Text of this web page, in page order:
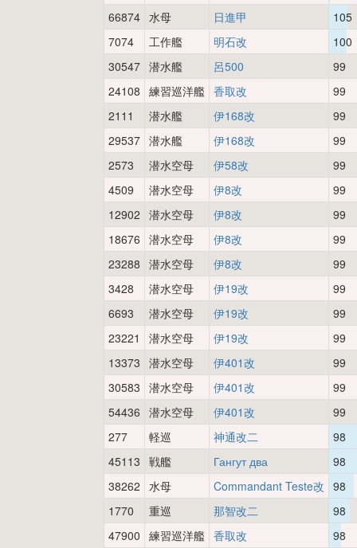
66874 水母 日進甲
105
7074
工作艦 明石改
100
30547 潜水艦 呂500
99
24108 練習巡洋艦 香取改
99
2111
潜水艦 伊168改
99
29537 潜水艦 伊168改
99
2573
潜水空母 伊58改
99
4509
潜水空母 伊8改
99
12902 潜水空母 伊8改
99
18676 潜水空母 伊8改
99
23288 潜水空母 伊8改
99
3428
潜水空母 伊19改
99
6693
潜水空母 伊19改
99
23221
潜水空母 伊19改
99
13373 潜水空母 伊401改
99
30583 潜水空母 伊401改
99
54436 潜水空母 伊401改
99
277
軽巡 神通改二
98
45113 戦艦 Гангут два
98
38262 水母 Commandant Teste改 98
1770
重巡 那智改二
98
47900 練習巡洋艦 香取改 98